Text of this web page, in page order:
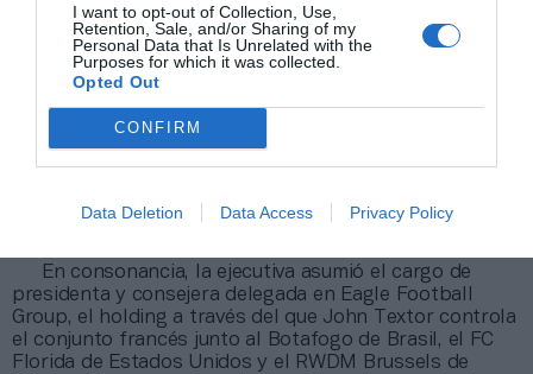
I want to opt-out of Collection, Use,
Retention, Sale, and/or Sharing of my
Personal Data that Is Unrelated with the
Purposes for which it was collected.
Opted Out
CONFIRM
Data Deletion Data Access Privacy Policy
por el derecho a usar la marca durante los próximos 50
Pero el papel de la empresaria no se ha quedado
ahí, ya que también es ella la que cubrió
mayoritariamente una inyección de capital de 87
millones de euros para facilitar la obtención de una
línea de crédito por otros 30 millones. “Desempeñó un
recortar el gasto en plantilla deportiva desde este
En consonancia, la ejecutiva asumió el cargo de
presidenta y consejera delegada en Eagle Football
Group, el holding a través del que John Textor controla
el conjunto francés junto al Botafogo de Brasil, el FC
Florida de Estados Unidos y el RWDM Brussels de